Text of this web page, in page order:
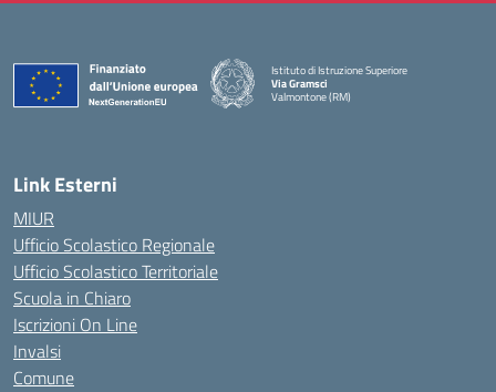
Istituto di Istruzione Superiore
Via Gramsci
Valmontone (RM)
Link Esterni
MIUR
Ufficio Scolastico Regionale
Ufficio Scolastico Territoriale
Scuola in Chiaro
Iscrizioni On Line
Invalsi
Comune